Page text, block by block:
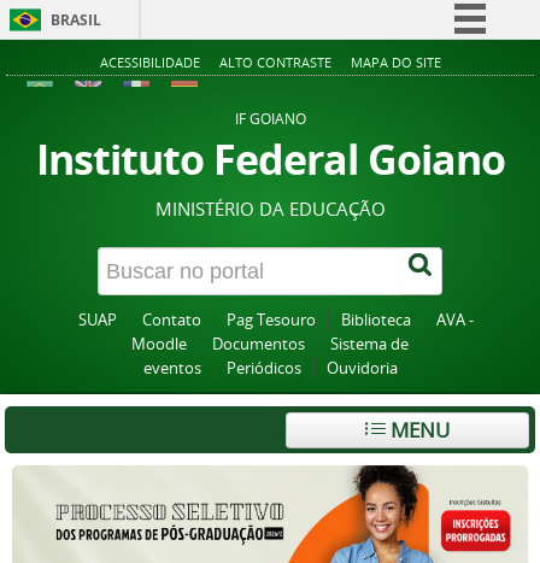
BRASIL
Simplifique!
Acesso à informação
Legislação
Canais
ACESSIBILIDADE ALTO CONTRASTE MAPA DO SITE
IF GOIANO
Instituto Federal Goiano
MINISTÉRIO DA EDUCAÇÃO
SUAP Contato Pag Tesouro Biblioteca
AVA -
Moodle
Documentos
Sistema de
eventos
Periódicos Ouvidoria
MENU